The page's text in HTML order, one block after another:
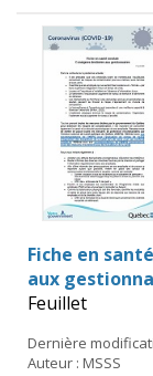
Fiche en
aux
Feuillet
Dernière
Auteur : MSSS